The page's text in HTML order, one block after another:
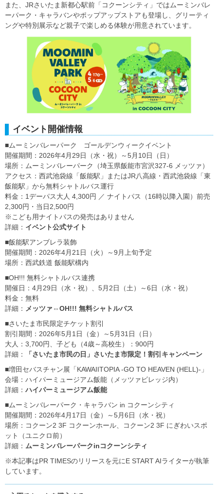
また、JRさいたま新都心駅前「コクーンシティ」ではムーミンバレ
ーパーク・キャラバンやポップアップストアも登場し、グリーティ
ングや特別展示など親子で楽しめる体験が用意されています。
イベント開催情報
■ムーミンバレーパーク ゴールデンウィークイベント
開催期間：2026年4月29日（水・祝）～5月10日（日）
場所：ムーミンバレーパーク（埼玉県飯能市宮沢327-6 メッツァ）
アクセス：西武池袋線「飯能駅」またはJR八高線・西武池袋線「東
飯能駅」から無料シャトルバス運行
料金：1デーパス大人 4,300円 ／ ナイトパス（16時以降入園）前売
2,300円・当日2,500円
※こども用ナイトパスの発売はありません
詳細： イベント公式サイト
■飯能駅アンブレラ装飾
開催期間：2026年4月21日（火）～9月上旬予定
場所：西武鉄道 飯能駅構内
■OH!!! 無料シャトルバス連携
開催日：4月29日（水・祝）、5月2日（土）～6日（水・祝）
料金：無料
詳細： メッツァ⇔OH!!! 無料シャトルバス
■さいたま市民限定チケット割引
割引期間：2026年5月1日（金）～5月31日（日）
大人：3,700円、子ども（4歳～高校生）：900円
詳細：
「さいたま市民の日」さいたま市限定！割引キャンペーン
■増田セバスチャン展「KAWAIITOPIA -GO TO HEAVEN (HELL)-」
会場：ハイパーミュージアム飯能（メッツァビレッジ内）
詳細： ハイパーミュージアム飯能
■ムーミンバレーパーク・キャラバン in コクーンシティ
開催期間：2026年4月17日（金）～5月6日（水・祝）
場所：コクーン2 3F コクーンホール、コクーン2 3F にぎわいスポ
ット（ユニクロ前）
詳細： ムーミンバレーパークinコクーンシティ
※本記事はPR TIMESのリリースを元にE START AIライターが執筆
しています。